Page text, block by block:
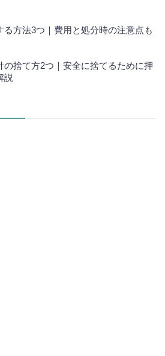
る方法3つ｜費用と処分時の注意点も
の捨て方2つ｜安全に捨てるために押
説